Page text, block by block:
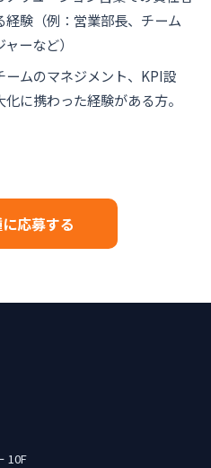
験（例：営業部長、チーム
ーなど）
ムのマネジメント、KPI設
に携わった経験がある方。
応募する
10F